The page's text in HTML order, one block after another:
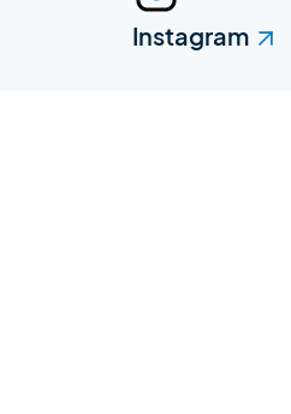
Instagram